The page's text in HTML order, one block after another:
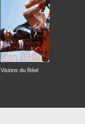
Visions du Réel